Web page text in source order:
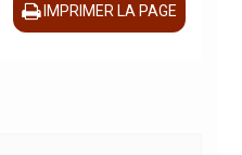
IMPRIMER LA PAGE